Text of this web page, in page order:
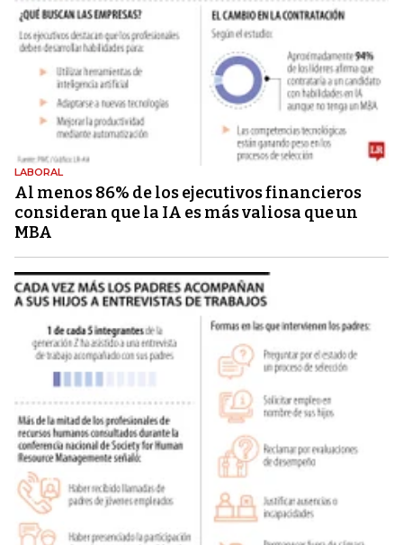
LABORAL
Al menos 86% de los ejecutivos financieros
consideran que la IA es más valiosa que un
MBA